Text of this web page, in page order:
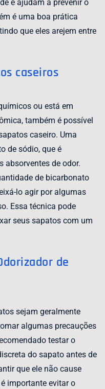
e ajudam a prevenir o
é uma boa prática
que eles arejem entre
caseiros
ou está em
também é possível
caseiro. Uma
de sódio, que é
absorventes de odor.
de bicarbonato
lo agir por algumas
Essa técnica pode
seus sapatos com um
de
sejam geralmente
algumas precauções
testar o
do sapato antes de
que ele não cause
importante evitar o